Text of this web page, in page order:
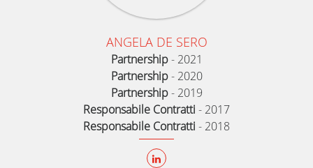
ANGELA DE SERO
Partnership- 2021
Partnership- 2020
Partnership- 2019
Responsabile Contratti - 2017
Responsabile Contratti - 2018